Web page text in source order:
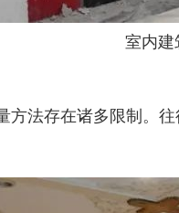
室内建
法存在诸多限制。